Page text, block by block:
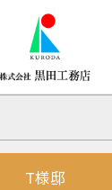
T様邸